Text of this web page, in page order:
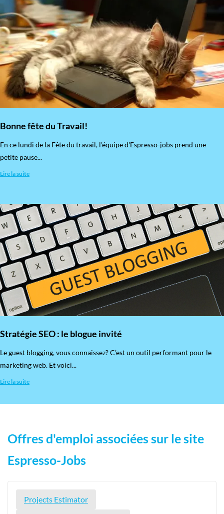
Bonne fête du Travail!
En ce lundi de la Fête du travail, l'équipe d'Espresso-jobs prend une
petite pause...
Lire la suite
Stratégie SEO : le blogue invité
​Le guest blogging, vous connaissez? C’est un outil performant pour le
marketing web. Et voici...
Lire la suite
Offres d'emploi associées sur le site
Espresso-Jobs
Projects Estimator